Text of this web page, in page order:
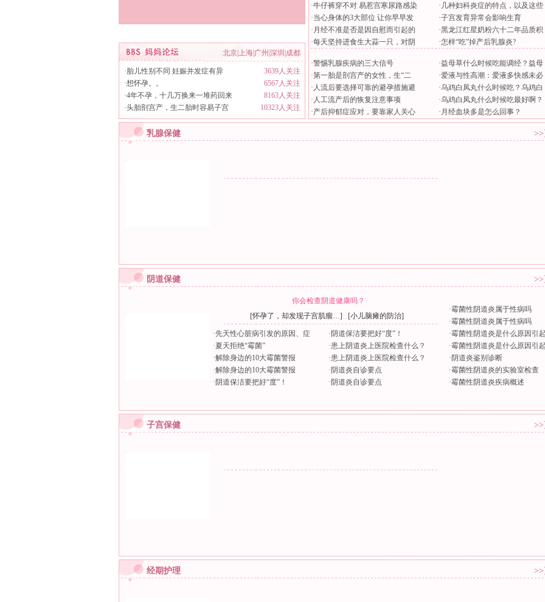
北京|上海| 广州 深圳 成都
·胎儿性别不同 妊娠并发症有异
3639人关注
·想怀孕。。
6567人关注
·4年不孕，十几万换来一堆药回来
8163人关注
·头胎剖宫产，生二胎时容易子宫 10323人关注
·牛仔裤穿不对 易惹宫寒尿路感染
·当心身体的3大部位 让你早早发
· 月经不准是否是因自慰而引起的
·每天坚持进食生大蒜一只，对阴
· 几种妇科炎症的特点，以及这些
·子宫发育异常会影响生育
·黑龙江红星奶粉六十二年品质积
·怎样“吃”掉产后乳腺炎?
·警惕乳腺疾病的三大信号
·第一胎是剖宫产的女性，生“二
· 人流后要选择可靠的避孕措施避
· 人工流产后的恢复注意事项
·产后抑郁症应对，要靠家人关心
·益母草什么时候吃能调经？益母
·爱液与性高潮：爱液多快感未必
·乌鸡白凤丸什么时候吃？乌鸡白
·乌鸡白凤丸什么时候吃最好啊？
· 月经血块多是怎么回事？
乳腺保健
阴道保健
你会检查阴道健康吗？
[怀孕了，却发现子宫肌瘤…] [小儿脑瘫的防治]
·先天性心脏病引发的原因、症
·夏天拒绝“霉菌”
·解除身边的10大霉菌警报
·解除身边的10大霉菌警报
· 阴道保洁要把好“度”！
· 阴道保洁要把好“度”！
·患上阴道炎上医院检查什么？
·患上阴道炎上医院检查什么？
· 阴道炎自诊要点
· 阴道炎自诊要点
·霉菌性阴道炎属于性病吗
·霉菌性阴道炎属于性病吗
·霉菌性阴道炎是什么原因引起
·霉菌性阴道炎是什么原因引起
· 阴道炎鉴别诊断
·霉菌性阴道炎的实验室检查
·霉菌性阴道炎疾病概述
子宫保健
经期护理